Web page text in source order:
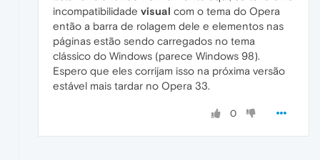
incompatibilidade visual com o tema do Opera
então a barra de rolagem dele e elementos nas
páginas estão sendo carregados no tema
clássico do Windows (parece Windows 98).
Espero que eles corrijam isso na próxima versão
estável mais tardar no Opera 33.
0